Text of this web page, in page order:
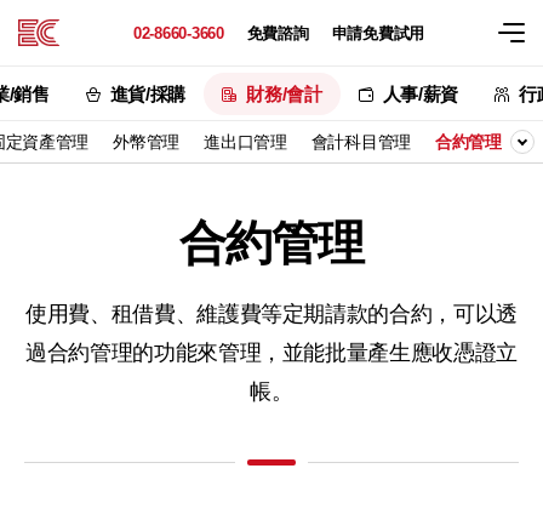
02-8660-3660 免費諮詢 申請免費試用
/銷售 進貨/採購 財務/會計 人事/薪資 行
定資產管理 外幣管理 進出口管理 會計科目管理 合約管理
合約管理
使用費、租借費、維護費等定期請款的合約， 可以透
過合約管理的功能來管理，並能批量產生應收憑證立
帳。